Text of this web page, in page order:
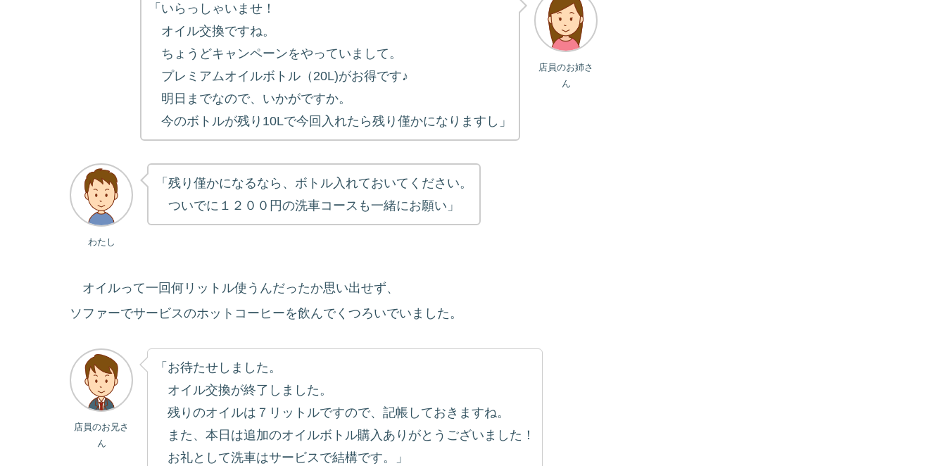
店員のお姉さ
ん
「いらっしゃいませ！
オイル交換ですね。
ちょうどキャンペーンをやっていまして。
プレミアムオイルボトル（20L)がお得です♪
明日までなので、いかがですか。
今のボトルが残り10Lで今回入れたら残り僅かになりますし」
わたし
「残り僅かになるなら、ボトル入れておいてください。
ついでに１２００円の洗車コースも一緒にお願い」
オイルって一回何リットル使うんだったか思い出せず、
ソファーでサービスのホットコーヒーを飲んでくつろいでいました。
店員のお兄さ
ん
「お待たせしました。
オイル交換が終了しました。
残りのオイルは７リットルですので、記帳しておきますね。
また、本日は追加のオイルボトル購入ありがとうございました！
お礼として洗車はサービスで結構です。」